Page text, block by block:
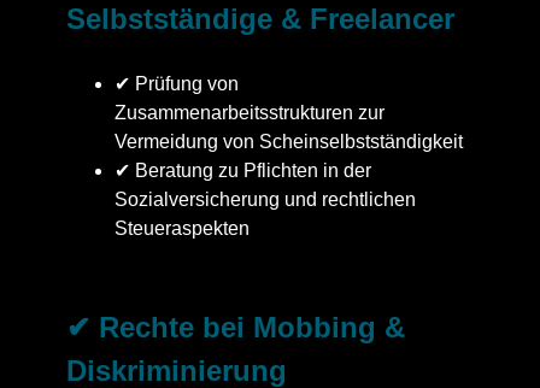
Selbstständige & Freelancer
✔ Prüfung von
Zusammenarbeitsstrukturen zur
Vermeidung von Scheinselbstständigkeit
✔ Beratung zu Pflichten in der
Sozialversicherung und rechtlichen
Steueraspekten
✔ Rechte bei Mobbing &
Diskriminierung